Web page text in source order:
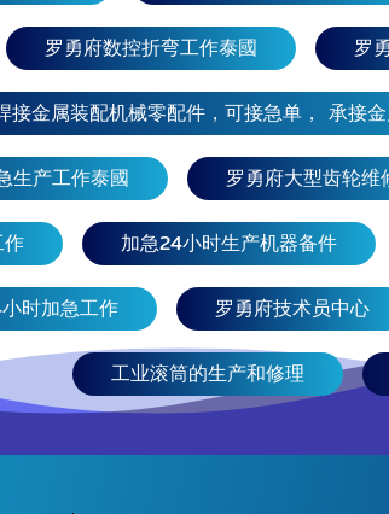
Thanamongkolwiwat
089-748-0213 Industrial
Division Suwichaya
Ngamsri 089-748-0212
Marketing Division
Jakkraphan Pengwang
093-442-2973 Marketing
Division Line ID:
@dpattmachine e-mail:
marketing@dpatt.co.th
（说出插图名称）罗勇府
大型机械加工工厂的联系电
大的加工中心作业 加工中心
2000MM x 3000 MM
罗勇府数控折弯工作泰國 罗
接金属装配机械零配件，可接急单， 承接金
生产工作泰國 罗勇府大型齿轮维
加急24小时生产机器备件
时加急工作 罗勇府技术员中心
工业滚筒的生产和修理